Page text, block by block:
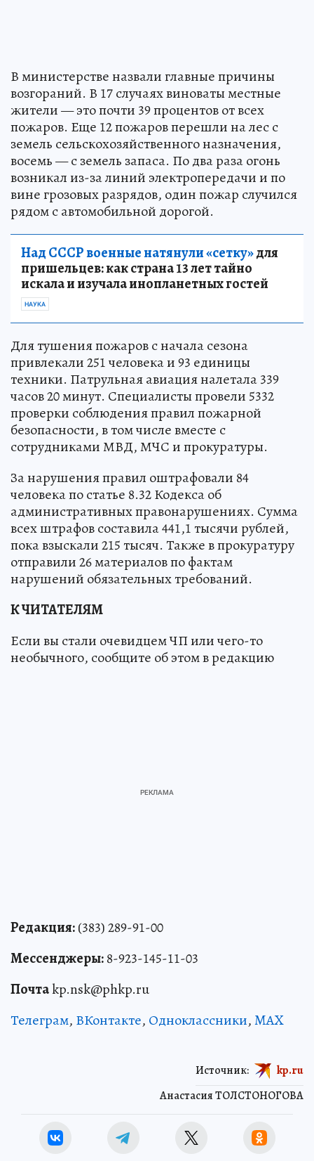
В министерстве назвали главные причины
возгораний. В 17 случаях виноваты местные
жители — это почти 39 процентов от всех
пожаров. Еще 12 пожаров перешли на лес с
земель сельскохозяйственного назначения,
восемь — с земель запаса. По два раза огонь
возникал из-за линий электропередачи и по
вине грозовых разрядов, один пожар случился
рядом с автомобильной дорогой.
Над СССР военные натянули «сетку»для
пришельцев: как страна 13 лет тайно
искала и изучала инопланетных гостей
НАУКА
Для тушения пожаров с начала сезона
привлекали 251 человека и 93 единицы
техники. Патрульная авиация налетала 339
часов 20 минут. Специалисты провели 5332
проверки соблюдения правил пожарной
безопасности, в том числе вместе с
сотрудниками МВД, МЧС и прокуратуры.
За нарушения правил оштрафовали 84
человека по статье 8.32 Кодекса об
административных правонарушениях. Сумма
всех штрафов составила 441,1 тысячи рублей,
пока взыскали 215 тысяч. Также в прокуратуру
отправили 26 материалов по фактам
нарушений обязательных требований.
К ЧИТАТЕЛЯМ
Если вы стали очевидцем ЧП или чего-то
необычного, сообщите об этом в редакцию
Редакция:(383) 289-91-00
Мессенджеры:8-923-145-11-03
Почтаkp.nsk@phkp.ru
Телеграм, ВКонтакте, Одноклассники,MAX
Анастасия ТОЛСТОНОГОВА
Источник: kp.ru